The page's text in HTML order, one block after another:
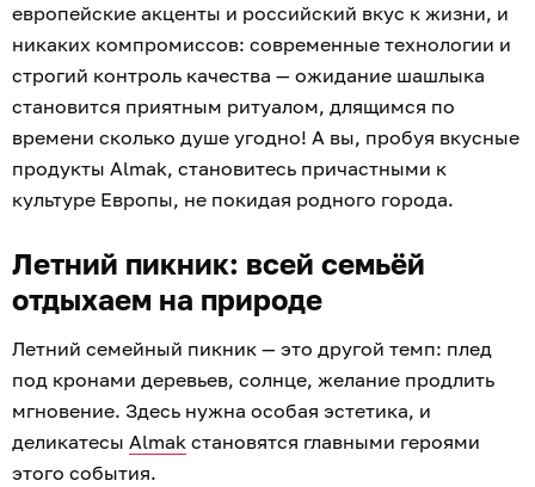
европейские акценты и российский вкус к жизни, и
никаких компромиссов: современные технологии и
строгий контроль качества — ожидание шашлыка
становится приятным ритуалом, длящимся по
времени сколько душе угодно! А вы, пробуя вкусные
продукты Almak, становитесь причастными к
культуре Европы, не покидая родного города.
Летний пикник: всей семьёй
отдыхаем на природе
Летний семейный пикник — это другой темп: плед
под кронами деревьев, солнце, желание продлить
мгновение. Здесь нужна особая эстетика, и
деликатесы Almak становятся главными героями
этого события.